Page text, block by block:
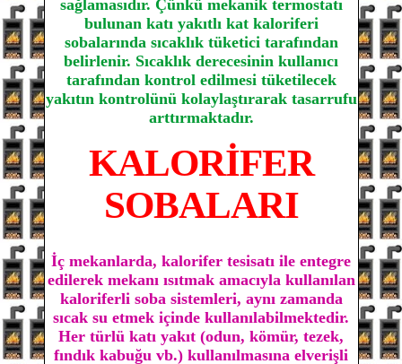
sağlamasıdır. Çünkü mekanik termostatı
bulunan katı yakıtlı kat kaloriferi
sobalarında sıcaklık tüketici tarafından
belirlenir. Sıcaklık derecesinin kullanıcı
tarafından kontrol edilmesi tüketilecek
yakıtın kontrolünü kolaylaştırarak tasarrufu
arttırmaktadır.
KALORİFER
SOBALARI
İç mekanlarda, kalorifer tesisatı ile entegre
edilerek mekanı ısıtmak amacıyla kullanılan
kaloriferli soba sistemleri, aynı zamanda
sıcak su etmek içinde kullanılabilmektedir.
Her türlü katı yakıt (odun, kömür, tezek,
fındık kabuğu vb.) kullanılmasına elverişli